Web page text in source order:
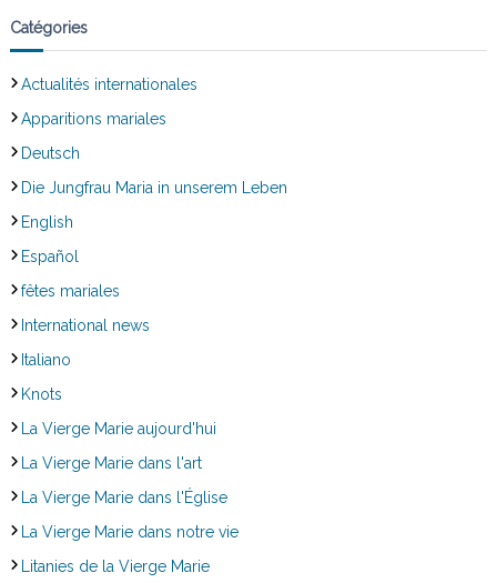
Catégories
Actualités internationales
Apparitions mariales
Deutsch
Die Jungfrau Maria in unserem Leben
English
Español
fêtes mariales
International news
Italiano
Knots
La Vierge Marie aujourd'hui
La Vierge Marie dans l'art
La Vierge Marie dans l'Église
La Vierge Marie dans notre vie
Litanies de la Vierge Marie